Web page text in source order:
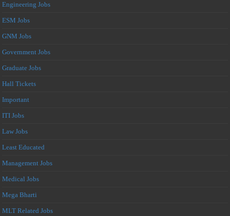
Engineering Jobs
ESM Jobs
GNM Jobs
Government Jobs
Graduate Jobs
Hall Tickets
Important
ITI Jobs
Law Jobs
Least Educated
Management Jobs
Medical Jobs
Mega Bharti
MLT Related Jobs